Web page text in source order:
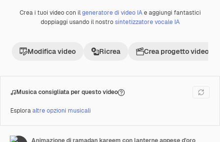
Premium
Crea i tuoi video con ilgeneratore di video IAe aggiungi fantastici
doppiaggi usando il nostrosintetizzatore vocale IA
Modifica video Ricrea Crea progetto video
Musica consigliata per questo video
Esploraaltre opzioni musicali